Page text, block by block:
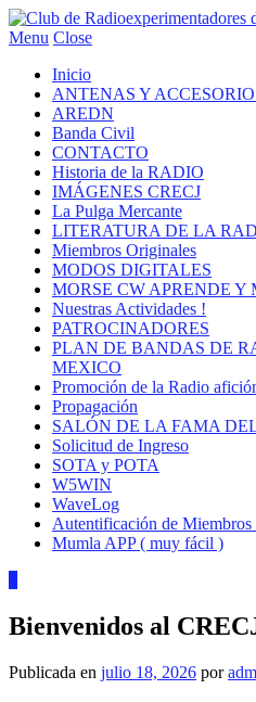
Menu Close
Inicio
ANTENAS Y
AREDN
Banda Civil
CONTACTO
Historia de la RADIO
IMÁGENES CRECJ
La Pulga Mercante
LITERATURA DE LA
Miembros Originales
MODOS DIGITALES
MORSE CW APRENDE Y
Nuestras Actividades !
PATROCINADORES
PLAN DE BANDAS DE
MEXICO
Promoción de la Radio
Propagación
SALÓN DE LA FAMA
Solicitud de Ingreso
SOTA y POTA
W5WIN
WaveLog
Autentificación de
Mumla APP ( muy fácil )
Bienvenidos al
Publicada en julio 18, 2026 por